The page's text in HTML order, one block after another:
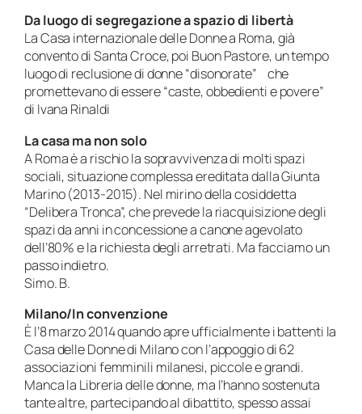
Da luogo di segregazione a spazio di libertà
La Casa internazionale delle Donne a Roma, già
convento di Santa Croce, poi Buon Pastore, un tempo
luogo di reclusione di donne “disonorate” che
promettevano di essere “caste, obbedienti e povere”
di Ivana Rinaldi
La casa ma non solo
A Roma è a rischio la sopravvivenza di molti spazi
sociali, situazione complessa ereditata dalla Giunta
Marino (2013-2015). Nel mirino della cosiddetta
“Delibera Tronca”, che prevede la riacquisizione degli
spazi da anni in concessione a canone agevolato
dell’80% e la richiesta degli arretrati. Ma facciamo un
passo indietro.
Simo. B.
Milano/In convenzione
È l’8 marzo 2014 quando apre ufficialmente i battenti la
Casa delle Donne di Milano con l’appoggio di 62
associazioni femminili milanesi, piccole e grandi.
Manca la Libreria delle donne, ma l’hanno sostenuta
tante altre, partecipando al dibattito, spesso assai